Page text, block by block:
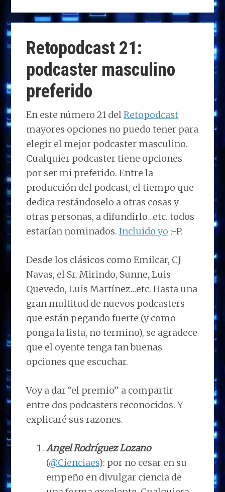
to
d
o
n
ce
b
o
o
k
k
e
dI
n
at
s
A
p
p
e
g
m
m
p
r
Retopodcast 21:
podcaster masculino
preferido
En este número 21 delRetopodcast
mayores opciones no puedo tener para
elegir el mejor podcaster masculino.
Cualquier podcaster tiene opciones
por ser mi preferido. Entre la
producción del podcast, el tiempo que
dedica restándoselo a otras cosas y
otras personas, a difundirlo…etc. todos
estarían nominados.Incluido yo ;-P.
Desde los clásicos como Emilcar, CJ
Navas, el Sr. Mirindo, Sunne, Luis
Quevedo, Luis Martínez…etc. Hasta una
gran multitud de nuevos podcasters
que están pegando fuerte (y como
ponga la lista, no termino), se agradece
que el oyente tenga tan buenas
opciones que escuchar.
Voy a dar “el premio” a compartir
entre dos podcasters reconocidos. Y
explicaré sus razones.
Angel Rodríguez Lozano
(@Cienciaes): por no cesar en su
empeño en divulgar ciencia de